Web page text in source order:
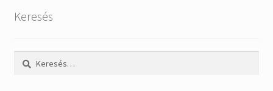
Keresés
Keresés: